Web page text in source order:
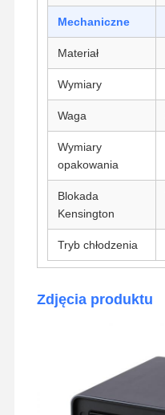
Mechaniczne
Materiał
Wymiary
Waga
Wymiary
opakowania
Blokada
Kensington
Tryb chłodzenia
Zdjęcia produktu